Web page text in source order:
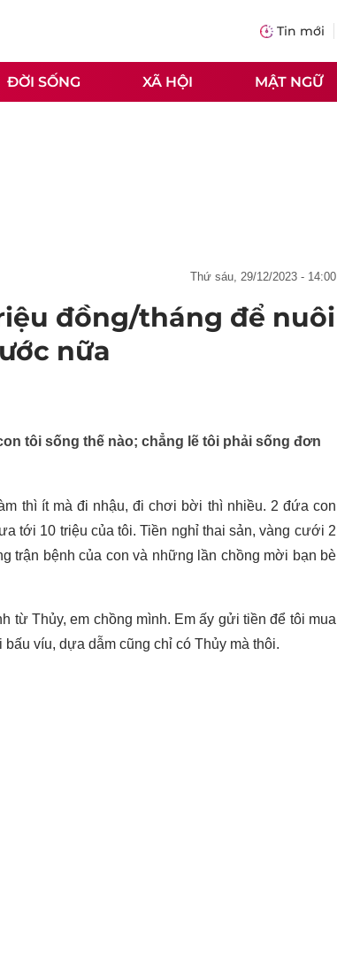
Tin mới
ĐỜI SỐNG XÃ HỘI MẬT NGỮ
thứ sáu, 29/12/2023 - 14:00
đồng/tháng để nuôi
nữa
tôi sống thế nào; chẳng lẽ tôi phải sống đơn
thì ít mà đi nhậu, đi chơi bời thì nhiều. 2 đứa con
tới 10 triệu của tôi. Tiền nghỉ thai sản, vàng cưới 2
trận bệnh của con và những lần chồng mời bạn bè
từ Thủy, em chồng mình. Em ấy gửi tiền để tôi mua
víu, dựa dẫm cũng chỉ có Thủy mà thôi.